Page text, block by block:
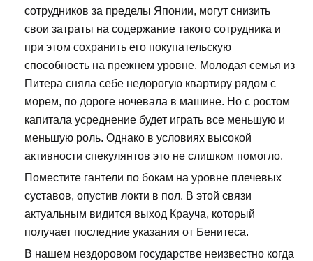
сотрудников за пределы Японии, могут снизить
свои затраты на содержание такого сотрудника и
при этом сохранить его покупательскую
способность на прежнем уровне. Молодая семья из
Питера сняла себе недорогую квартиру рядом с
морем, по дороге ночевала в машине. Но с ростом
капитала усреднение будет играть все меньшую и
меньшую роль. Однако в условиях высокой
активности спекулянтов это не слишком помогло.
Поместите гантели по бокам на уровне плечевых
суставов, опустив локти в пол. В этой связи
актуальным видится выход Крауча, который
получает последние указания от Бенитеса.
В нашем нездоровом государстве неизвестно когда